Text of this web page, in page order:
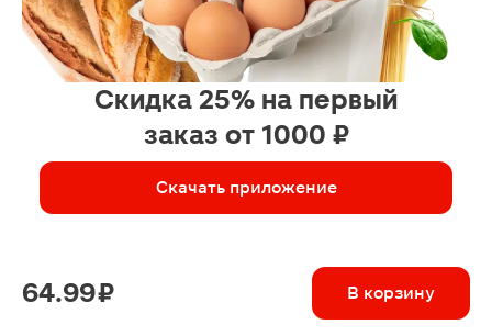
Скидка 25% на первый
заказ от 1000 ₽
Скачать приложение
64.99 ₽ В корзину